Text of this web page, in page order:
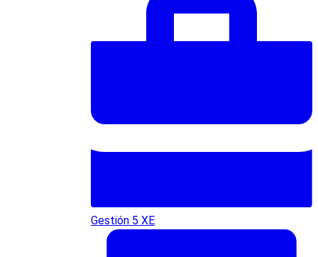
Gestión 5 XE